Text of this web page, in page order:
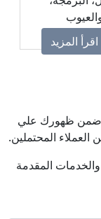
اقرأ المزيد
اضمن ظهورك علي
المحتملين.
المقدمة